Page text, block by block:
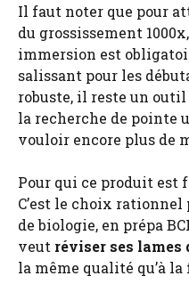
Il faut noter que pour
du grossissement
immersion est
salissant pour les
robuste, il reste un outil
la recherche de pointe
vouloir encore plus de
Pour qui ce produit est
C’est le choix
de biologie, en prépa
veut réviser ses lames
la même qualité qu’à la